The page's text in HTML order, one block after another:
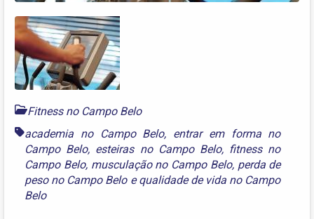
Fitness no Campo Belo
academia no Campo Belo, entrar em forma no
Campo Belo, esteiras no Campo Belo, fitness no
Campo Belo, musculação no Campo Belo, perda de
peso no Campo Beloequalidade de vida no Campo
Belo